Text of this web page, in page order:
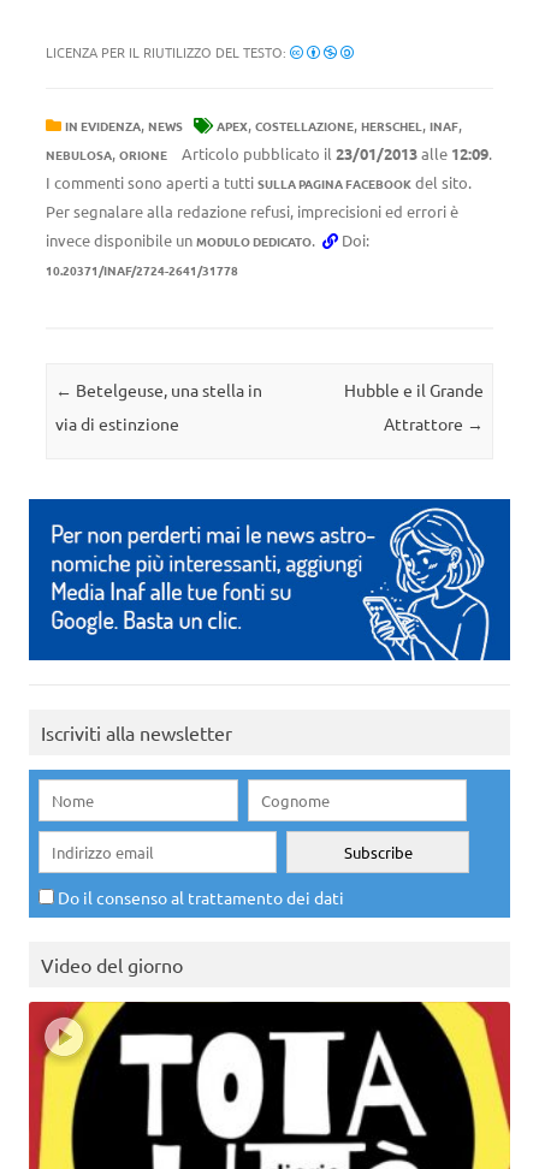
LICENZA PER IL RIUTILIZZO DEL TESTO:
IN EVIDENZA, NEWS APEX, COSTELLAZIONE, HERSCHEL, INAF,
NEBULOSA, ORIONE Articolo pubblicato il 23/01/2013alle 12:09.
I commenti sono aperti a tutti SULLA PAGINA FACEBOOK del sito.
Per segnalare alla redazione refusi, imprecisioni ed errori è
invece disponibile un MODULO DEDICATO. Doi:
10.20371/INAF/2724-2641/31778
Navigazione articolo
← Betelgeuse, una stella in
via di estinzione
Hubble e il Grande
Attrattore →
Iscriviti alla newsletter
Do il consenso al trattamento dei dati
Video del giorno